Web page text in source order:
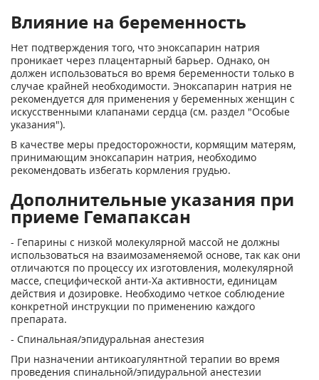
Влияние на беременность
Нет подтверждения того, что эноксапарин натрия
проникает через плацентарный барьер. Однако, он
должен использоваться во время беременности только в
случае крайней необходимости. Эноксапарин натрия не
рекомендуется для применения у беременных женщин с
искусственными клапанами сердца (см. раздел "Особые
указания").
В качестве меры предосторожности, кормящим матерям,
принимающим эноксапарин натрия, необходимо
рекомендовать избегать кормления грудью.
Дополнительные указания при
приеме Гемапаксан
- Гепарины с низкой молекулярной массой не должны
использоваться на взаимозаменяемой основе, так как они
отличаются по процессу их изготовления, молекулярной
массе, специфической анти-Ха активности, единицам
действия и дозировке. Необходимо четкое соблюдение
конкретной инструкции по применению каждого
препарата.
- Спинальная/эпидуральная анестезия
При назначении антикоагулянтной терапии во время
проведения спинальной/эпидуральной анестезии